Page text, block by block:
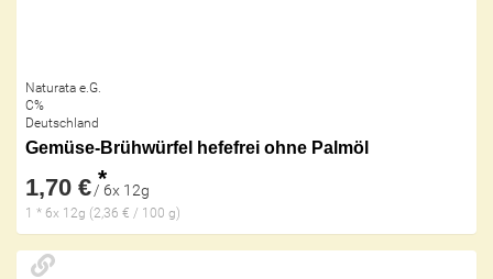
Naturata e.G.
C%
Deutschland
Gemüse-Brühwürfel hefefrei ohne Palmöl
1,70 € *
/ 6x 12g
1 * 6x 12g (2,36 € / 100 g)